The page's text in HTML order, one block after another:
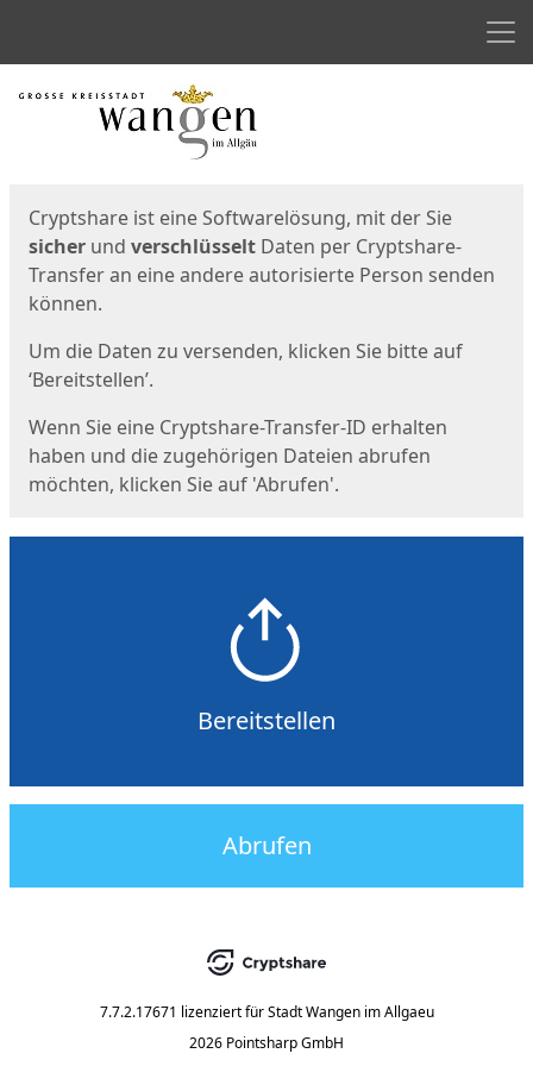
Start
Cryptshare ist eine Softwarelösung, mit der Sie
sicher und verschlüsselt Daten per Cryptshare-
Transfer an eine andere autorisierte Person senden
können.
Um die Daten zu versenden, klicken Sie bitte auf
‘Bereitstellen’.
Wenn Sie eine Cryptshare-Transfer-ID erhalten
haben und die zugehörigen Dateien abrufen
möchten, klicken Sie auf 'Abrufen'.
Bereitstellen
Abrufen
7.7.2.17671 lizenziert für Stadt Wangen im Allgaeu
2026 Pointsharp GmbH